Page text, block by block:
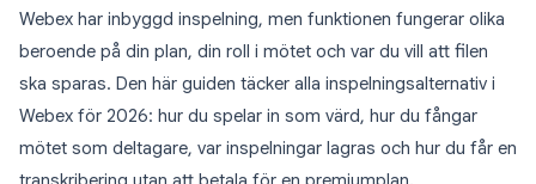
Webex har inbyggd inspelning, men funktionen fungerar olika
beroende på din plan, din roll i mötet och var du vill att filen
ska sparas. Den här guiden täcker alla inspelningsalternativ i
Webex för 2026: hur du spelar in som värd, hur du fångar
mötet som deltagare, var inspelningar lagras och hur du får en